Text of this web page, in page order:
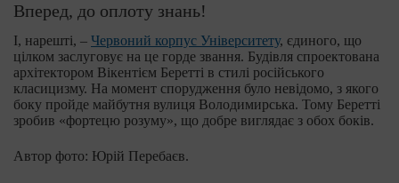
Вперед, до оплоту знань!
І, нарешті, – Червоний корпус Університету, єдиного, що
цілком заслуговує на це горде звання. Будівля спроектована
архітектором Вікентієм Беретті в стилі російського
класицизму. На момент спорудження було невідомо, з якого
боку пройде майбутня вулиця Володимирська. Тому Беретті
зробив «фортецю розуму», що добре виглядає з обох боків.
Автор фото: Юрій Перебаєв.